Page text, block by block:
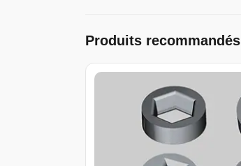
Produits recommandés